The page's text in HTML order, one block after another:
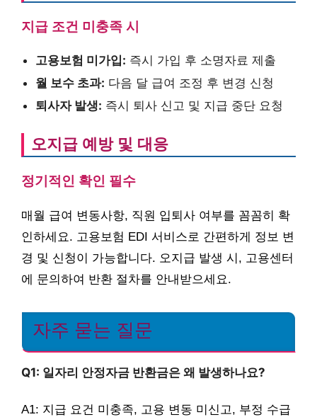
지급 조건 미충족 시
고용보험 미가입: 즉시 가입 후 소명자료 제출
월 보수 초과: 다음 달 급여 조정 후 변경 신청
퇴사자 발생: 즉시 퇴사 신고 및 지급 중단 요청
오지급 예방 및 대응
정기적인 확인 필수
매월 급여 변동사항, 직원 입퇴사 여부를 꼼꼼히 확
인하세요. 고용보험 EDI 서비스로 간편하게 정보 변
경 및 신청이 가능합니다. 오지급 발생 시, 고용센터
에 문의하여 반환 절차를 안내받으세요.
자주 묻는 질문
Q1: 일자리 안정자금 반환금은 왜 발생하나요?
A1: 지급 요건 미충족, 고용 변동 미신고, 부정 수급